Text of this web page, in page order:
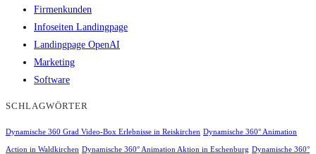
Firmenkunden
Infoseiten Landingpage
Landingpage OpenAI
Marketing
Software
SCHLAGWÖRTER
Dynamische 360 Grad Video-Box Erlebnisse in Reiskirchen Dynamische 360° Animation
Action in Waldkirchen Dynamische 360° Animation Aktion in Eschenburg Dynamische 360°